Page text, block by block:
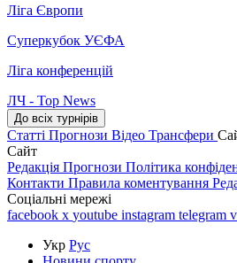
Ліга Європи
Суперкубок УЄФА
Ліга конференцій
ЛЧ - Top News
До всіх турнірів
Статті Прогнози Відео Трансфери
Сайт
Редакція Прогнози Політика
Контакти Правила коментування
Соціальні мережі
facebook x youtube instagram telegram
Укр Рус